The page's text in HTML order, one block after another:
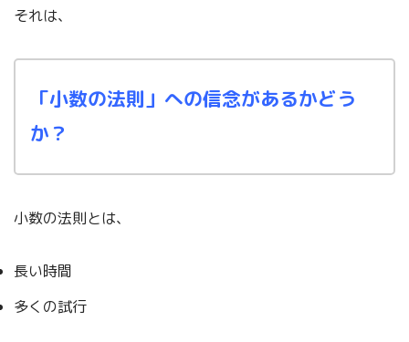
それは、
「小数の法則」への信念があるかどう
か？
小数の法則とは、
長い時間
多くの試行